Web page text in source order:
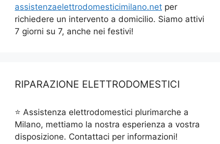
assistenzaelettrodomesticimilano.net per
richiedere un intervento a domicilio. Siamo attivi
7 giorni su 7, anche nei festivi!
RIPARAZIONE ELETTRODOMESTICI
⭐ Assistenza elettrodomestici plurimarche a
Milano, mettiamo la nostra esperienza a vostra
disposizione. Contattaci per informazioni!